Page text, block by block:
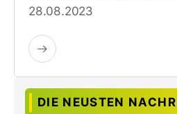
28.08.2023
DIE NEUSTEN